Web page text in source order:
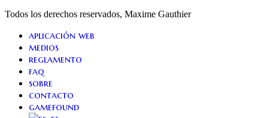
Todos los derechos reservados, Maxime Gauthier
Close
Menu
aplicación web
medios
reglamento
faq
sobre
contacto
gamefound